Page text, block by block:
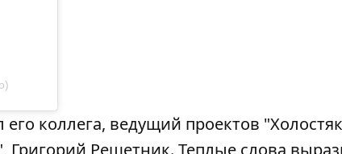
коллега, ведущий проектов